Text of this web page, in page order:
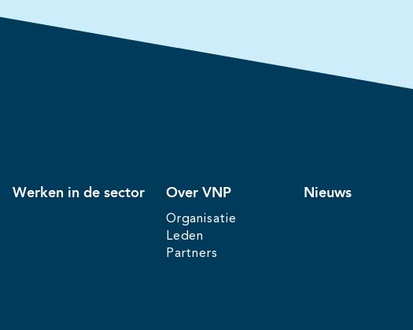
Werken in de sector Over VNP
Organisatie
Leden
Partners
Nieuws